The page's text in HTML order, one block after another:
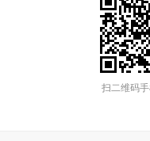
扫二维码